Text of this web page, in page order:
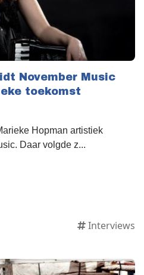
November Music
toekomst
Hopman artistiek
Daar volgde z...
Interviews